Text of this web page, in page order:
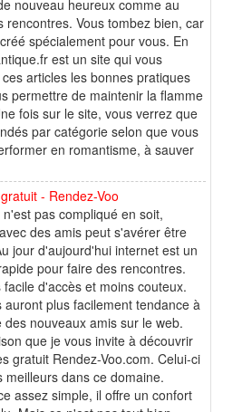
nouveau heureux comme au
rencontres. Vous tombez bien, car
spécialement pour vous. En
est un site qui vous
articles les bonnes pratiques
permettre de maintenir la flamme
fois sur le site, vous verrez que
par catégorie selon que vous
en romantisme, à sauver
- Rendez-Voo
pas compliqué en soit,
des amis peut s'avérer être
jour d'aujourd'hui internet est un
pour faire des rencontres.
d'accès et moins couteux.
auront plus facilement tendance à
nouveaux amis sur le web.
que je vous invite à découvrir
gratuit Rendez-Voo.com. Celui-ci
meilleurs dans ce domaine.
assez simple, il offre un confort